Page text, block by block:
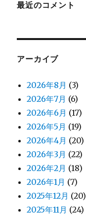
最近のコメント
アーカイブ
2026年8月 (3)
2026年7月 (6)
2026年6月 (17)
2026年5月 (19)
2026年4月 (20)
2026年3月 (22)
2026年2月 (18)
2026年1月 (7)
2025年12月 (20)
2025年11月 (24)